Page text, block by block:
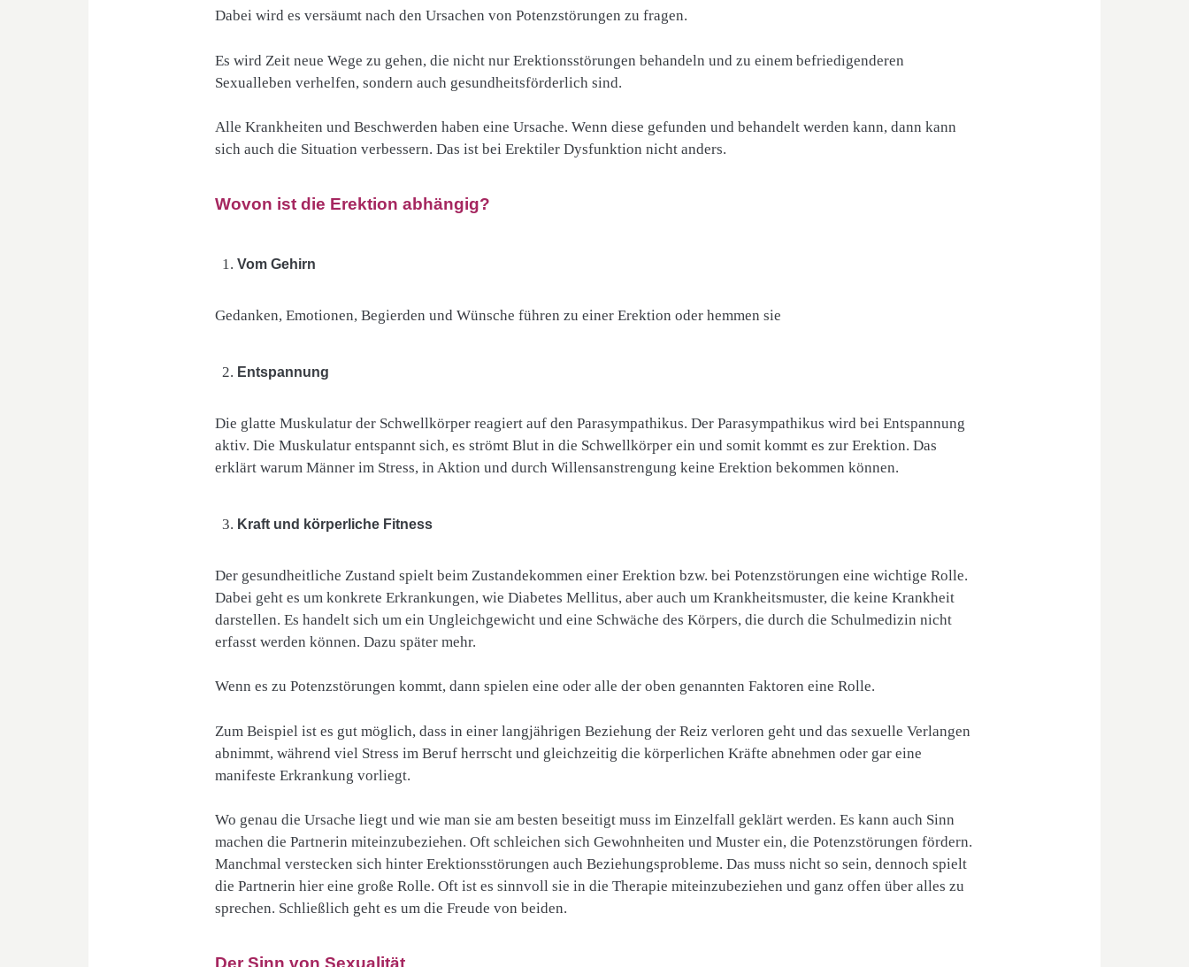
Dabei wird es versäumt nach den Ursachen von Potenzstörungen zu fragen.
Es wird Zeit neue Wege zu gehen, die nicht nur Erektionsstörungen behandeln und zu einem befriedigenderen
Sexualleben verhelfen, sondern auch gesundheitsförderlich sind.
Alle Krankheiten und Beschwerden haben eine Ursache. Wenn diese gefunden und behandelt werden kann, dann kann
sich auch die Situation verbessern. Das ist bei Erektiler Dysfunktion nicht anders.
Wovon ist die Erektion abhängig?
Vom Gehirn
Gedanken, Emotionen, Begierden und Wünsche führen zu einer Erektion oder hemmen sie
Entspannung
Die glatte Muskulatur der Schwellkörper reagiert auf den Parasympathikus. Der Parasympathikus wird bei Entspannung
aktiv. Die Muskulatur entspannt sich, es strömt Blut in die Schwellkörper ein und somit kommt es zur Erektion. Das
erklärt warum Männer im Stress, in Aktion und durch Willensanstrengung keine Erektion bekommen können.
Kraft und körperliche Fitness
Der gesundheitliche Zustand spielt beim Zustandekommen einer Erektion bzw. bei Potenzstörungen eine wichtige Rolle.
Dabei geht es um konkrete Erkrankungen, wie Diabetes Mellitus, aber auch um Krankheitsmuster, die keine Krankheit
darstellen. Es handelt sich um ein Ungleichgewicht und eine Schwäche des Körpers, die durch die Schulmedizin nicht
erfasst werden können. Dazu später mehr.
Wenn es zu Potenzstörungen kommt, dann spielen eine oder alle der oben genannten Faktoren eine Rolle.
Zum Beispiel ist es gut möglich, dass in einer langjährigen Beziehung der Reiz verloren geht und das sexuelle Verlangen
abnimmt, während viel Stress im Beruf herrscht und gleichzeitig die körperlichen Kräfte abnehmen oder gar eine
manifeste Erkrankung vorliegt.
Wo genau die Ursache liegt und wie man sie am besten beseitigt muss im Einzelfall geklärt werden. Es kann auch Sinn
machen die Partnerin miteinzubeziehen. Oft schleichen sich Gewohnheiten und Muster ein, die Potenzstörungen fördern.
Manchmal verstecken sich hinter Erektionsstörungen auch Beziehungsprobleme. Das muss nicht so sein, dennoch spielt
die Partnerin hier eine große Rolle. Oft ist es sinnvoll sie in die Therapie miteinzubeziehen und ganz offen über alles zu
sprechen. Schließlich geht es um die Freude von beiden.
Der Sinn von Sexualität